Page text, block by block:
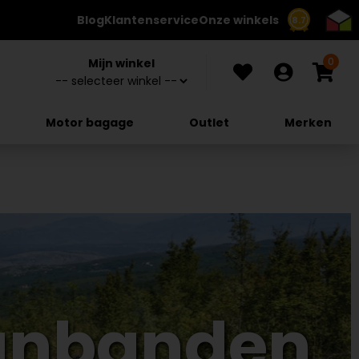
8.7
BlogKlantenserviceOnze winkels
Mijn winkel 0
Motor bagage Outlet Merken